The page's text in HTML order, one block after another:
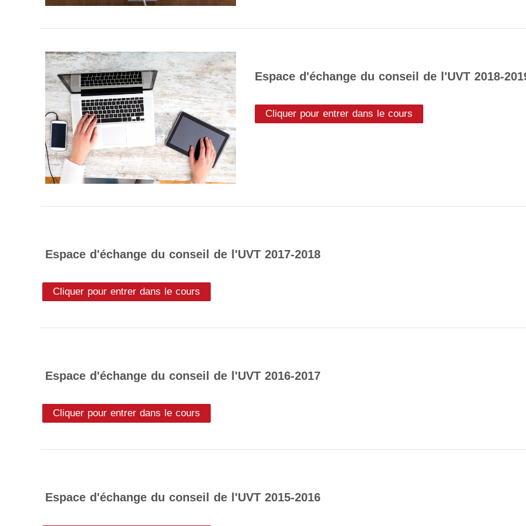
Espace d'échange du conseil de l'UVT 2018-
Cliquer pour entrer dans le cours
Espace d'échange du conseil de l'UVT 2017-2018
Cliquer pour entrer dans le cours
Espace d'échange du conseil de l'UVT 2016-2017
Cliquer pour entrer dans le cours
Espace d'échange du conseil de l'UVT 2015-2016